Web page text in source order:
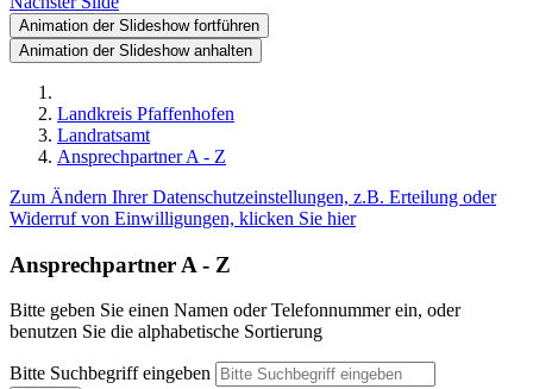
Animation der Slideshow fortführen
Animation der Slideshow anhalten
Landkreis Pfaffenhofen
Landratsamt
Ansprechpartner A - Z
Zum Ändern Ihrer Datenschutzeinstellungen, z.B. Erteilung oder
Widerruf von Einwilligungen, klicken Sie hier
Ansprechpartner A - Z
Bitte geben Sie einen Namen oder Telefonnummer ein, oder
benutzen Sie die alphabetische Sortierung
Bitte Suchbegriff eingeben